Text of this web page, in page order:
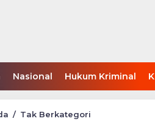
Nasional Hukum Kriminal
/ Tak Berkategori